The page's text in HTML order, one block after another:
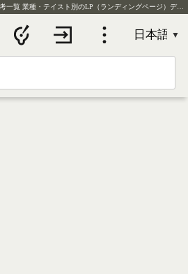
一覧 業種・テイスト別のLP（ランディングページ）デザイン実例を毎日更新